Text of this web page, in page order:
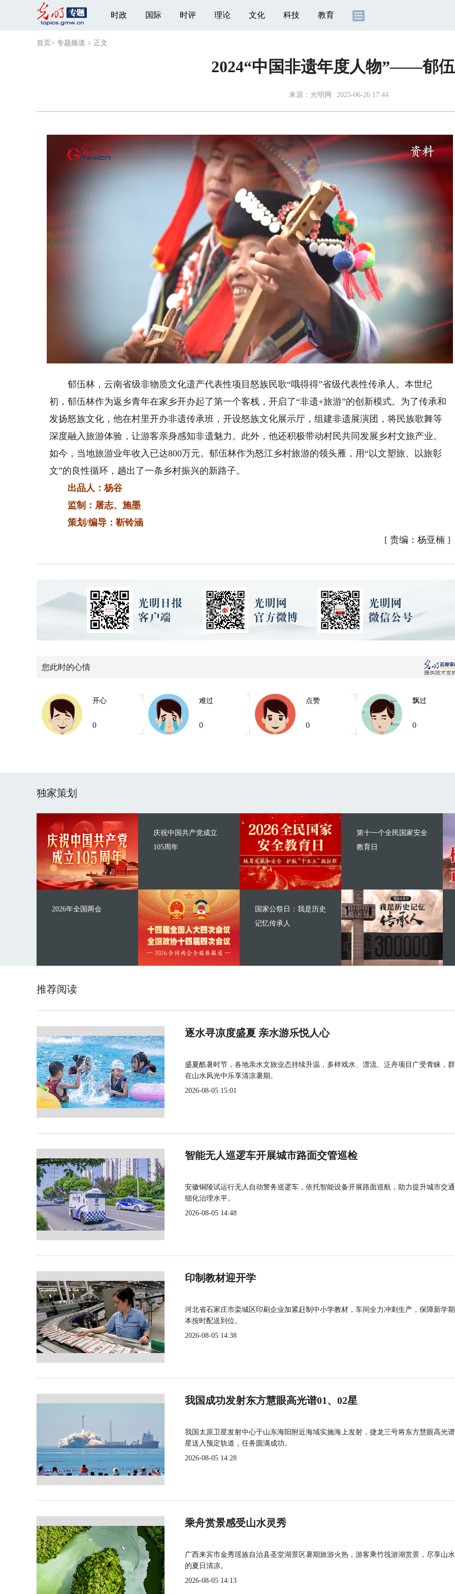
时政 国际 时评 理论 文化 科技 教育
首页 > 专题频道 > 正文
2024“中国非遗年度人物”——郁
来源： 光明网 2025-06-26 17:44
Loaded:
50.85%
Playback
Rate
郁伍林，云南省级非物质文化遗产代表性项目怒族民歌“哦得得”省级代表性传承人。本世纪
初，郁伍林作为返乡青年在家乡开办起了第一个客栈，开启了“非遗+旅游”的创新模式。为了传承和
发扬怒族文化，他在村里开办非遗传承班，开设怒族文化展示厅，组建非遗展演团，将民族歌舞等
深度融入旅游体验，让游客亲身感知非遗魅力。此外，他还积极带动村民共同发展乡村文旅产业。
如今，当地旅游业年收入已达800万元。郁伍林作为怒江乡村旅游的领头雁，用“以文塑旅、以旅彰
文”的良性循环，趟出了一条乡村振兴的新路子。
出品人：杨谷
监制：屠志、施墨
策划/编导：靳铃涵
[ 责编：杨亚楠]
您此时的心情
开心
0
难过
0
点赞
0
飘过
0
独家策划
庆祝中国共产党成立
105周年
2026年全国两会
第十一个全民国家安全
教育日
国家公祭日：我是历史
记忆传承人
推荐阅读
逐水寻凉度盛夏 亲水游乐悦人心
盛夏酷暑时节，各地亲水文旅业态持续升温，多样戏水、漂流、泛舟项目广受青睐，
在山水风光中乐享清凉暑期。
2026-08-05 15:01
智能无人巡逻车开展城市路面交管巡检
安徽铜陵试运行无人自动警务巡逻车，依托智能设备开展路面巡航，助力提升城市交
细化治理水平。
2026-08-05 14:48
印制教材迎开学
河北省石家庄市栾城区印刷企业加紧赶制中小学教材，车间全力冲刺生产，保障新学
本按时配送到位。
2026-08-05 14:38
我国成功发射东方慧眼高光谱01、02星
我国太原卫星发射中心于山东海阳附近海域实施海上发射，捷龙三号将东方慧眼高光
星送入预定轨道，任务圆满成功。
2026-08-05 14:28
乘舟赏景感受山水灵秀
广西来宾市金秀瑶族自治县圣堂湖景区暑期旅游火热，游客乘竹筏游湖赏景，尽享山
的夏日清凉。
2026-08-05 14:13